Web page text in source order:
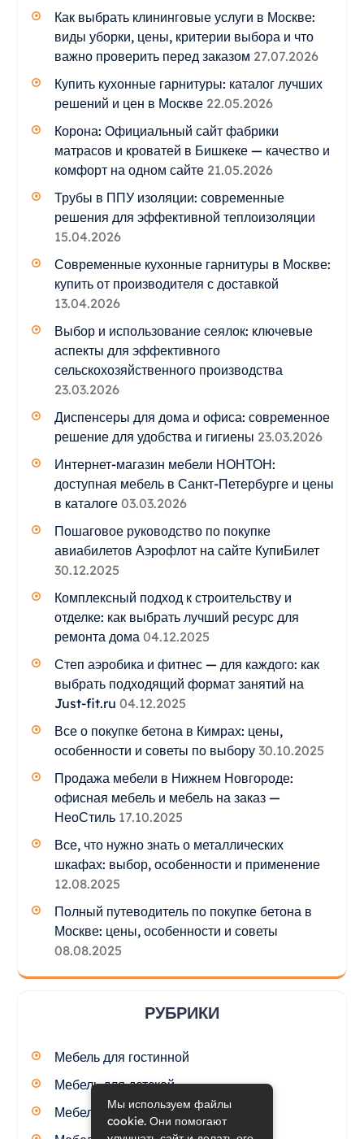
Как выбрать клининговые услуги в Москве:
виды уборки, цены, критерии выбора и что
важно проверить перед заказом 27.07.2026
Купить кухонные гарнитуры: каталог лучших
решений и цен в Москве 22.05.2026
Корона: Официальный сайт фабрики
матрасов и кроватей в Бишкеке — качество и
комфорт на одном сайте 21.05.2026
Трубы в ППУ изоляции: современные
решения для эффективной теплоизоляции
15.04.2026
Современные кухонные гарнитуры в Москве:
купить от производителя с доставкой
13.04.2026
Выбор и использование сеялок: ключевые
аспекты для эффективного
сельскохозяйственного производства
23.03.2026
Диспенсеры для дома и офиса: современное
решение для удобства и гигиены 23.03.2026
Интернет-магазин мебели НОНТОН:
доступная мебель в Санкт-Петербурге и цены
в каталоге 03.03.2026
Пошаговое руководство по покупке
авиабилетов Аэрофлот на сайте КупиБилет
30.12.2025
Комплексный подход к строительству и
отделке: как выбрать лучший ресурс для
ремонта дома 04.12.2025
Степ аэробика и фитнес — для каждого: как
выбрать подходящий формат занятий на
Just-fit.ru 04.12.2025
Все о покупке бетона в Кимрах: цены,
особенности и советы по выбору 30.10.2025
Продажа мебели в Нижнем Новгороде:
офисная мебель и мебель на заказ —
НеоСтиль 17.10.2025
Все, что нужно знать о металлических
шкафах: выбор, особенности и применение
12.08.2025
Полный путеводитель по покупке бетона в
Москве: цены, особенности и советы
08.08.2025
РУБРИКИ
Мебель для гостинной
Мебель для детской
Мебель для кухниМы используем файлы
cookie. Они помогают